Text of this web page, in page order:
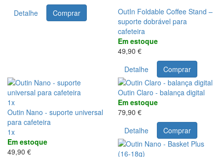
Detalhe
Comprar
OutIn Foldable Coffee Stand –
suporte dobrável para
cafeteira
Em estoque
49,90 €
Detalhe
Comprar
1x
Outin Nano - suporte universal
para cafeteira
1x
Em estoque
49,90 €
Outin Claro - balança digital
Em estoque
79,90 €
Detalhe
Comprar